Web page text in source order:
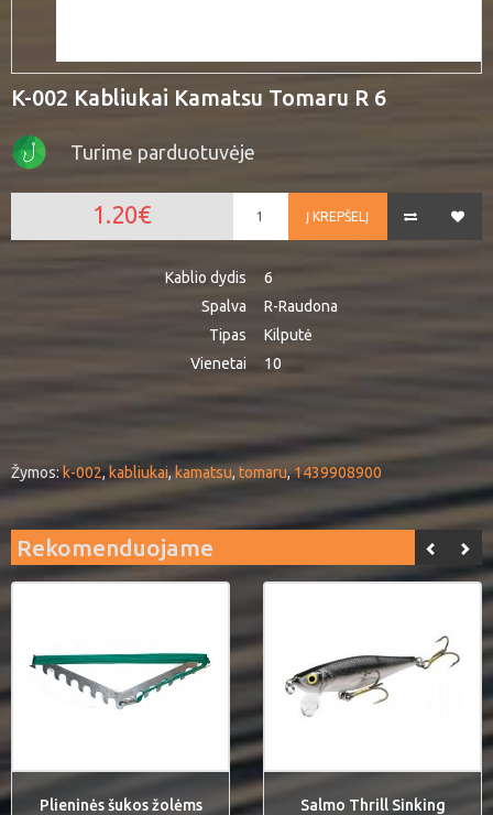
K-002 Kabliukai Kamatsu Tomaru R 6
Turime parduotuvėje
Į KREPŠELĮ
1.20€
Kablio dydis
6
Spalva
R-Raudona
Tipas
Kilputė
Vienetai
10
Žymos:k-002, kabliukai,kamatsu, tomaru,1439908900
Rekomenduojame
Plieninės šukos žolėms Salmo Thrill Sinking